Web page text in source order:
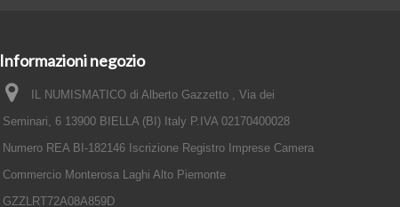
Informazioni negozio
IL NUMISMATICO di Alberto Gazzetto , Via dei
Seminari, 6 13900 BIELLA (BI) Italy P.IVA 02170400028
Numero REA BI-182146 Iscrizione Registro Imprese Camera
Commercio Monterosa Laghi Alto Piemonte
GZZLRT72A08A859D